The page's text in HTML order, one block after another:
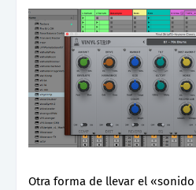
Otra forma de llevar el